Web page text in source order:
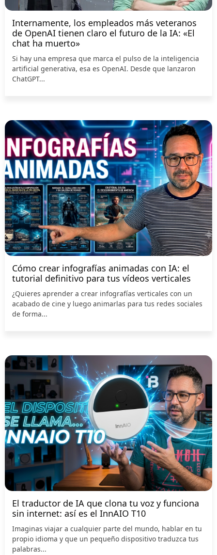
Internamente, los empleados más veteranos
de OpenAI tienen claro el futuro de la IA: «El
chat ha muerto»
Si hay una empresa que marca el pulso de la inteligencia
artificial generativa, esa es OpenAI. Desde que lanzaron
ChatGPT...
Cómo crear infografías animadas con IA: el
tutorial definitivo para tus vídeos verticales
¿Quieres aprender a crear infografías verticales con un
acabado de cine y luego animarlas para tus redes sociales
de forma...
El traductor de IA que clona tu voz y funciona
sin internet: así es el InnAIO T10
Imaginas viajar a cualquier parte del mundo, hablar en tu
propio idioma y que un pequeño dispositivo traduzca tus
palabras...